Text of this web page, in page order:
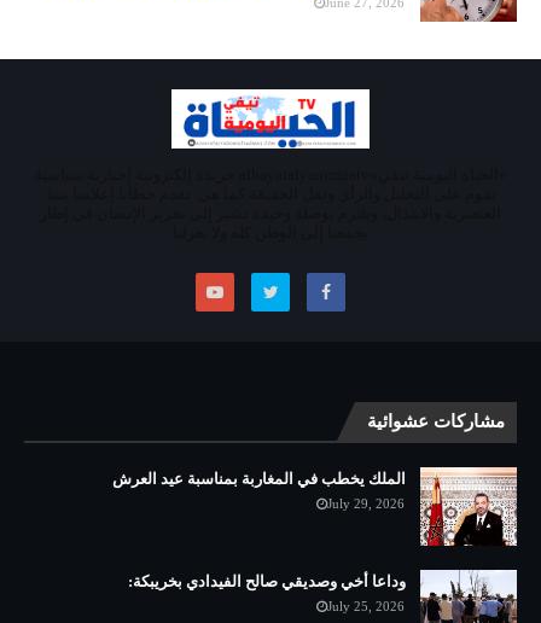
مشاركات عشوائية
الملك يخطب في المغاربة بمناسبة عيد العرش
July 29, 2026
وداعا أخي وصديقي صالح الفيدادي بخريبكة:
July 25, 2026